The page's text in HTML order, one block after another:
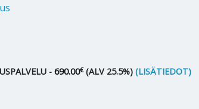
- 690.00€ (ALV 25.5%) (LISÄTIEDOT)
OSO SAGA Supercharged 200 2.8 kW / 230 määrä